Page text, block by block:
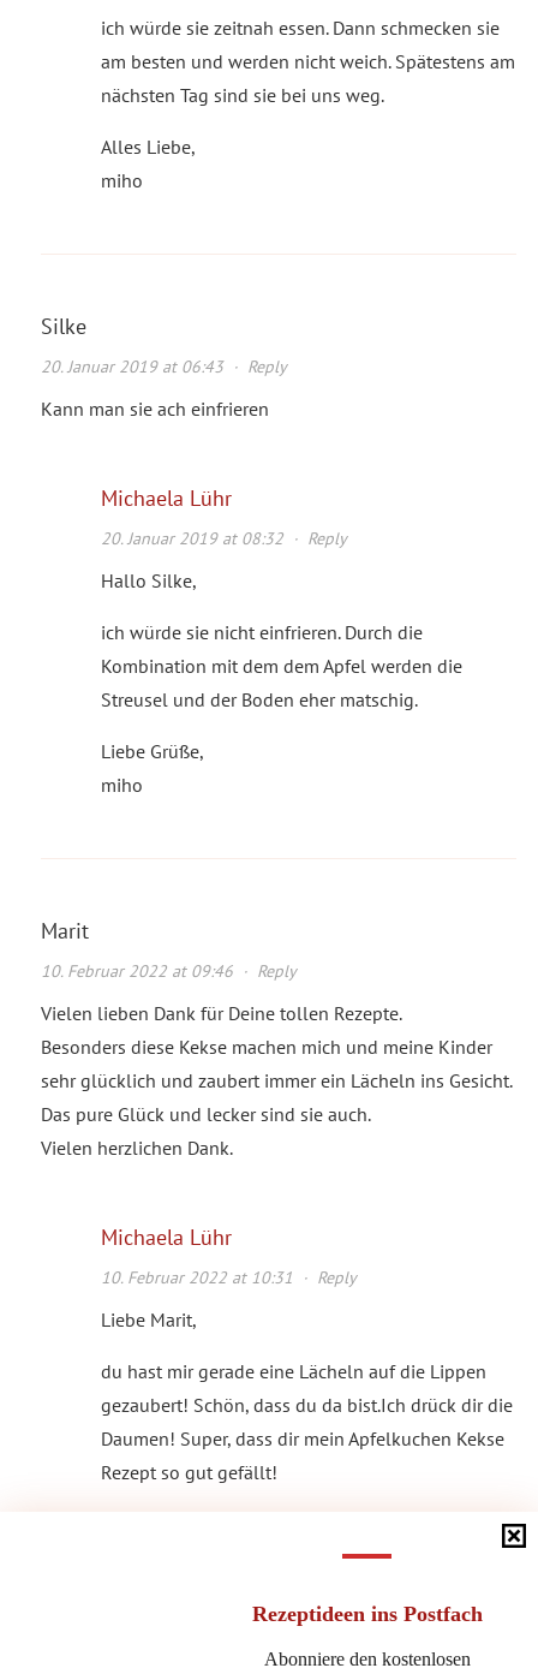
Rezeptideen ins Postfach
Abonniere den kostenlosen
ich würde sie zeitnah essen. Dann schmecken sie
am besten und werden nicht weich. Spätestens am
nächsten Tag sind sie bei uns weg.
Alles Liebe,
miho
Silke
20. Januar 2019 at 06:43· Reply
Kann man sie ach einfrieren
Michaela Lühr
20. Januar 2019 at 08:32· Reply
Hallo Silke,
ich würde sie nicht einfrieren. Durch die
Kombination mit dem dem Apfel werden die
Streusel und der Boden eher matschig.
Liebe Grüße,
miho
Marit
10. Februar 2022 at 09:46· Reply
Vielen lieben Dank für Deine tollen Rezepte.
Besonders diese Kekse machen mich und meine Kinder
sehr glücklich und zaubert immer ein Lächeln ins Gesicht.
Das pure Glück und lecker sind sie auch.
Vielen herzlichen Dank.
Michaela Lühr
10. Februar 2022 at 10:31 · Reply
Liebe Marit,
du hast mir gerade eine Lächeln auf die Lippen
gezaubert! Schön, dass du da bist.Ich drück dir die
Daumen! Super, dass dir mein Apfelkuchen Kekse
Rezept so gut gefällt!